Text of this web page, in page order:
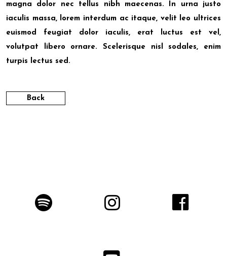
magna dolor nec tellus nibh maecenas. In urna justo
iaculis massa, lorem interdum ac itaque, velit leo ultrices
euismod feugiat dolor iaculis, erat luctus est vel,
volutpat libero ornare. Scelerisque nisl sodales, enim
turpis lectus sed.
Back